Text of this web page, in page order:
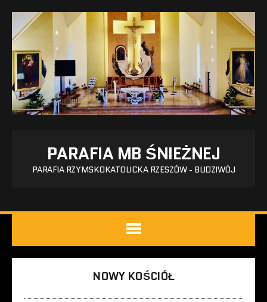
PARAFIA MB ŚNIEŻNEJ
PARAFIA RZYMSKOKATOLICKA RZESZÓW - BUDZIWÓJ
NOWY KOŚCIÓŁ